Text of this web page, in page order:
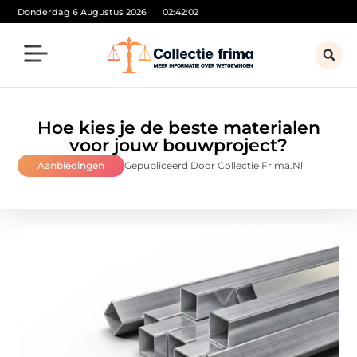
Donderdag 6 Augustus 2026 02:42:04
Hoe kies je de beste materialen
voor jouw bouwproject?
Aanbiedingen Gepubliceerd Door Collectie Frima.nl